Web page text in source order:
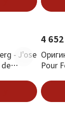
- J'ose
de
4
Pour